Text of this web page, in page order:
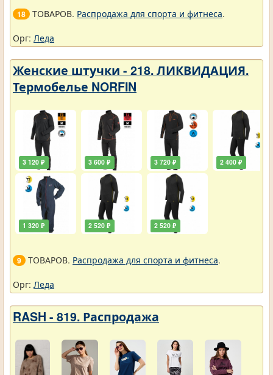
18 ТОВАРОВ. Распродажа для спорта и фитнеса.
Орг: Леда
Женские штучки - 218. ЛИКВИДАЦИЯ.
Термобелье NORFIN
3 120 ₽
1 320 ₽
3 600 ₽
2 520 ₽
3 720 ₽
2 520 ₽
2 400 ₽
9 ТОВАРОВ. Распродажа для спорта и фитнеса.
Орг: Леда
RASH - 819. Распродажа